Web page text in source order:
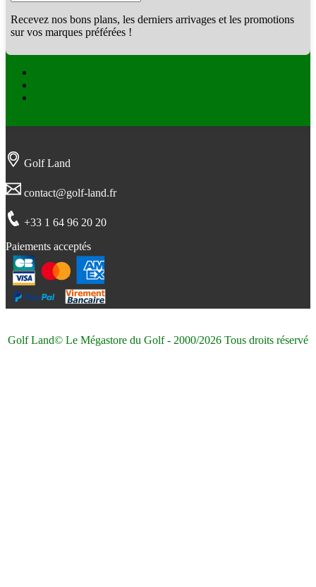
Recevez nos bons plans, les derniers arrivages et les promotions
sur vos marques préférées !
Golf Land
contact@golf-land.fr
+33 1 64 96 20 20
Paiements acceptés
Golf Land© Le Mégastore du Golf - 2000/2026 Tous droits réservé